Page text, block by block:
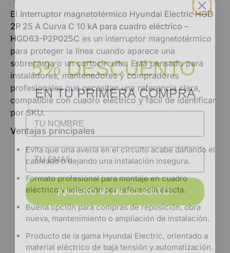
El Interruptor magnetotérmico Hyundai Electric HGD
2P 25 A Curva C 10 kA para cuadro eléctrico –
HGD63-P2P025C es un interruptor magnetotérmico
para proteger la línea cuando aparece una
sobrecarga o un cortocircuito. Está pensado para
instaladores, mantenedores y compradores
profesionales que necesitan una referencia clara,
compatible con cuadro eléctrico y fácil de identificar
por SKU.
Ventajas principales
Evita que una avería en el circuito acabe dañando el
cableado o dejando una instalación insegura.
Formato profesional para montaje en cuadro
eléctrico y selección por referencia exacta.
Buena opción para compras de reposición, obra
nueva, mantenimiento o ampliación de instalación.
Producto de la gama Hyundai Electric, orientado a
material eléctrico de baja tensión y automatización.
5% DESCUENTO
EN TU PRIMERA COMPRA
NOMBRE
¡QUIERO MI DESCUENTO!